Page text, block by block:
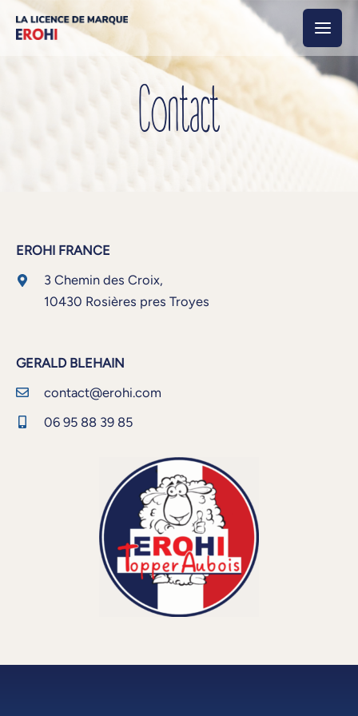
Aller
Contact
EROHI FRANCE
3 Chemin des Croix,
10430 Rosières pres Troyes
GERALD BLEHAIN
contact@erohi.com
06 95 88 39 85